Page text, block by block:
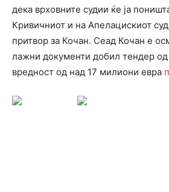
дека врховните судии ќе ја
Кривичниот и на Апелацискиот
притвор за Кочан. Сеад Кочан е
лажни документи добил тендер од
вредност од над 17 милиони евра